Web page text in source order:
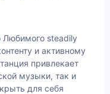
Любимого steadily
и активному
привлекает
музыки, так и
для себя